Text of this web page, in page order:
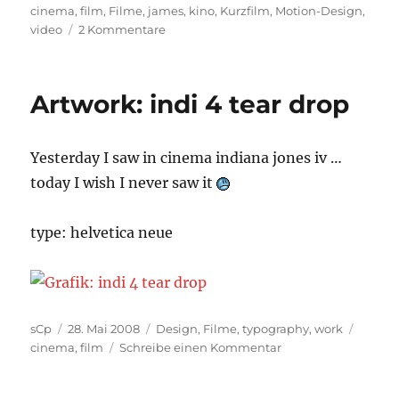
am
cinema,film, Filme, james, kino, Kurzfilm, Motion-Design,
video
2 Kommentarezu
Quantum
Artwork: indi 4 tear drop
Yesterday I saw in cinema indiana jones iv …
today I wish I never saw it
type: helvetica neue
Autor
sCp
Veröffentlicht
am
28. Mai 2008 Kategorien
Design, Filme,typography,work
cinema,film Schreibe einen Kommentarzu